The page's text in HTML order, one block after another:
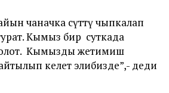
чаначка сүттү чыпкалап
Кымыз бир суткада
Кымызды жетимиш
келет элибизде”,- деди